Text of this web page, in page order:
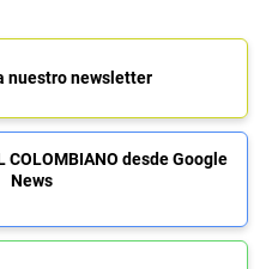
nuestro newsletter
COLOMBIANO desde Google
News